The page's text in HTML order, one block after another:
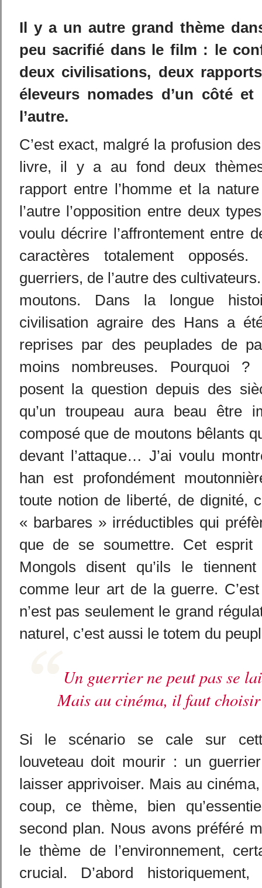
Il y a un autre grand thème
peu sacrifié dans le film : le
deux civilisations, deux
éleveurs nomades d’un côté
l’autre.
C’est exact, malgré la profusion
livre, il y a au fond deux
rapport entre l’homme et la
l’autre l’opposition entre deux
voulu décrire l’affrontement entre
caractères totalement
guerriers, de l’autre des
moutons. Dans la longue
civilisation agraire des Hans a
reprises par des peuplades de
moins nombreuses. Pourquoi
posent la question depuis des
qu’un troupeau aura beau être
composé que de moutons bêlants
devant l’attaque… J’ai voulu
han est profondément
toute notion de liberté, de dignité,
« barbares » irréductibles qui
que de se soumettre. Cet esprit
Mongols disent qu’ils le
comme leur art de la guerre.
n’est pas seulement le grand
naturel, c’est aussi le totem du
Un guerrier ne peut pas se
Mais au cinéma, il faut choisir
Si le scénario se cale sur
louveteau doit mourir : un
laisser apprivoiser. Mais au
coup, ce thème, bien
second plan. Nous avons préféré
le thème de l’environnement,
crucial. D’abord